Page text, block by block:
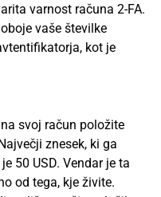
varnost računa 2-FA.
vaše številke
kot je
svoj račun položite
znesek, ki ga
50 USD. Vendar je ta
od tega, kje živite.